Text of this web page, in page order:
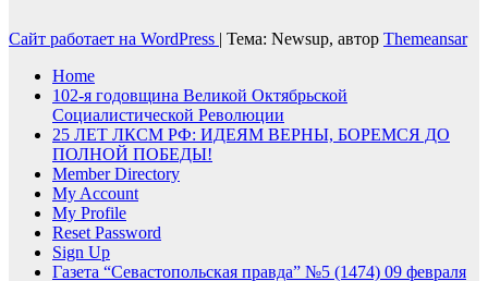
Сайт работает на WordPress | Тема: Newsup, автор Themeansar
Home
102-я годовщина Великой Октябрьской
Социалистической Революции
25 ЛЕТ ЛКСМ РФ: ИДЕЯМ ВЕРНЫ, БОРЕМСЯ ДО
ПОЛНОЙ ПОБЕДЫ!
Member Directory
My Account
My Profile
Reset Password
Sign Up
Газета “Севастопольская правда” №5 (1474) 09 февраля